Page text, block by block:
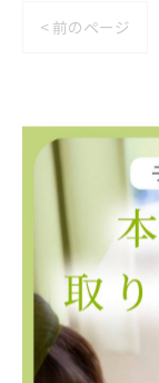
< 前のページ
#